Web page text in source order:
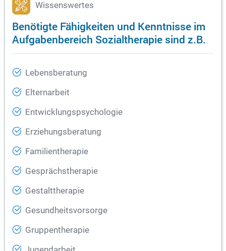
Wissenswertes
Benötigte Fähigkeiten und Kenntnisse im
Aufgabenbereich Sozialtherapie sind z.B.
Lebensberatung
Elternarbeit
Entwicklungspsychologie
Erziehungsberatung
Familientherapie
Gesprächstherapie
Gestalttherapie
Gesundheitsvorsorge
Gruppentherapie